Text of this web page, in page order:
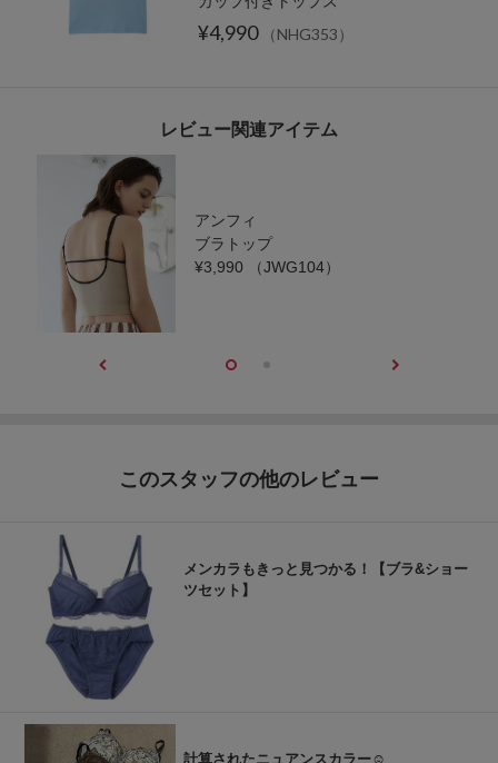
¥4,990 （NHG353）
レビュー関連アイテム
アンフィ
ブラトップ
¥3,990
（JWG104）
このスタッフの他のレビュー
メンカラもきっと見つかる！【ブラ&ショー
ツセット】
計算されたニュアンスカラー☺︎